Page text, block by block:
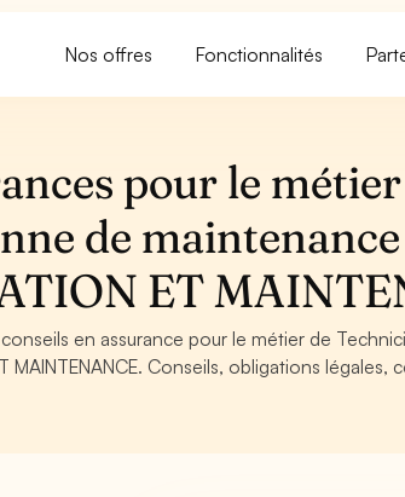
Nos offres Fonctionnalités
pour le
de
ET
en assurance pour le métier de
MAINTENANCE. Conseils, obligations